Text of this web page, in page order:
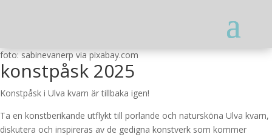
foto: sabinevanerp via pixabay.com
konstpåsk 2025
Konstpåsk i Ulva kvarn är tillbaka igen!
Ta en konstberikande utflykt till porlande och natursköna Ulva kvarn,
diskutera och inspireras av de gedigna konstverk som kommer